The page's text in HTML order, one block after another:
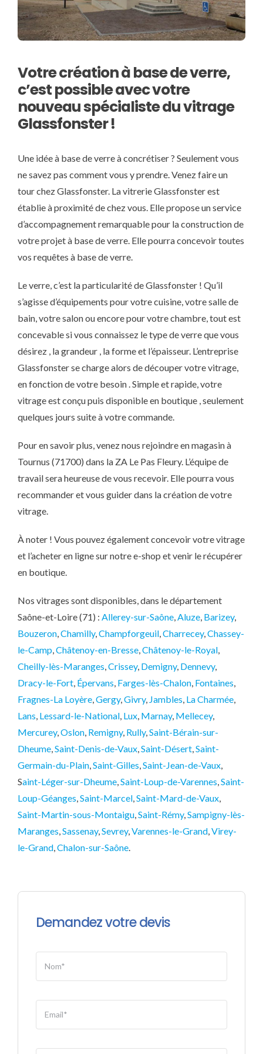
Votre création à base de verre,
c’est possible avec votre
nouveau spécialiste du vitrage
Glassfonster !
Une idée à base de verre à concrétiser ? Seulement vous
ne savez pas comment vous y prendre. Venez faire un
tour chez Glassfonster. La vitrerie Glassfonster est
établie à proximité de chez vous. Elle propose un service
d’accompagnement remarquable pour la construction de
votre projet à base de verre. Elle pourra concevoir toutes
vos requêtes à base de verre.
Le verre, c’est la particularité de Glassfonster ! Qu’il
s’agisse d’équipements pour votre cuisine, votre salle de
bain, votre salon ou encore pour votre chambre, tout est
concevable si vous connaissez le type de verre que vous
désirez , la grandeur , la forme et l’épaisseur. L’entreprise
Glassfonster se charge alors de découper votre vitrage,
en fonction de votre besoin . Simple et rapide, votre
vitrage est conçu puis disponible en boutique , seulement
quelques jours suite à votre commande.
Pour en savoir plus, venez nous rejoindre en magasin à
Tournus (71700) dans la ZA Le Pas Fleury. L’équipe de
travail sera heureuse de vous recevoir. Elle pourra vous
recommander et vous guider dans la création de votre
vitrage.
À noter ! Vous pouvez également concevoir votre vitrage
et l’acheter en ligne sur notre e-shop et venir le récupérer
en boutique.
Nos vitrages sont disponibles, dans le département
Saône-et-Loire (71) : Allerey-sur-Saône, Aluze, Barizey,
Bouzeron, Chamilly, Champforgeuil, Charrecey, Chassey-
le-Camp, Châtenoy-en-Bresse, Châtenoy-le-Royal,
Cheilly-lès-Maranges Crissey, Demigny, Dennevy,
Dracy-le-Fort, Épervans Farges-lès-Chalon, Fontaines
Fragnes-La Loyère, Gergy, Givry, Jambles La Charmée,
Lans Lessard-le-National, Lux, Marnay, Mellecey,
Mercurey, Oslon, Remigny, Rully, Saint-Bérain-sur-
Dheume, Saint-Denis-de-Vaux, Saint-Désert, Saint-
Germain-du-Plain, Saint-Gilles Saint-Jean-de-Vaux,
Saint-Léger-sur-Dheume, Saint-Loup-de-Varennes Saint-
Loup-Géanges Saint-Marcel, Saint-Mard-de-Vaux,
Saint-Martin-sous-Montaigu, Saint-Rémy, Sampigny-lès-
Maranges Sassenay, Sevrey, Varennes-le-Grand, Virey-
le-Grand, Chalon-sur-Saône.
Demandez votre devis